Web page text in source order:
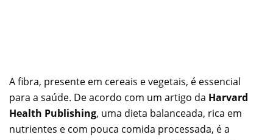
A fibra, presente em cereais e vegetais, é essencial
para a saúde. De acordo com um artigo da Harvard
Health Publishing, uma dieta balanceada, rica em
nutrientes e com pouca comida processada, é a